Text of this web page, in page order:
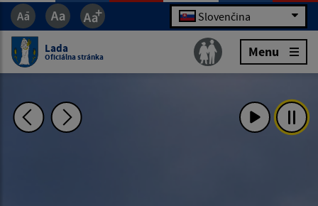
Slovenčina
Lada
Oficiálna stránka Menu